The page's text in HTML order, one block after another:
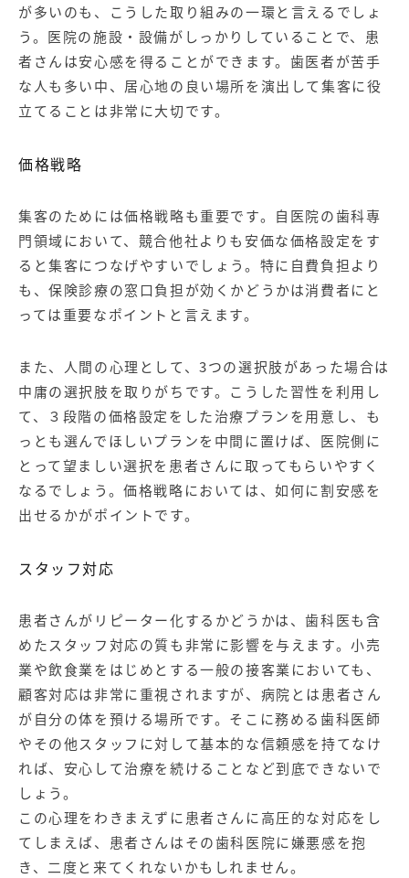
が多いのも、こうした取り組みの一環と言えるでしょ
う。医院の施設・設備がしっかりしていることで、患
者さんは安心感を得ることができます。歯医者が苦手
な人も多い中、居心地の良い場所を演出して集客に役
立てることは非常に大切です。
価格戦略
集客のためには価格戦略も重要です。自医院の歯科専
門領域において、競合他社よりも安価な価格設定をす
ると集客につなげやすいでしょう。特に自費負担より
も、保険診療の窓口負担が効くかどうかは消費者にと
っては重要なポイントと言えます。
また、人間の心理として、3つの選択肢があった場合は
中庸の選択肢を取りがちです。こうした習性を利用し
て、３段階の価格設定をした治療プランを用意し、も
っとも選んでほしいプランを中間に置けば、医院側に
とって望ましい選択を患者さんに取ってもらいやすく
なるでしょう。価格戦略においては、如何に割安感を
出せるかがポイントです。
スタッフ対応
患者さんがリピーター化するかどうかは、歯科医も含
めたスタッフ対応の質も非常に影響を与えます。小売
業や飲食業をはじめとする一般の接客業においても、
顧客対応は非常に重視されますが、病院とは患者さん
が自分の体を預ける場所です。そこに務める歯科医師
やその他スタッフに対して基本的な信頼感を持てなけ
れば、安心して治療を続けることなど到底できないで
しょう。
この心理をわきまえずに患者さんに高圧的な対応をし
てしまえば、患者さんはその歯科医院に嫌悪感を抱
き、二度と来てくれないかもしれません。